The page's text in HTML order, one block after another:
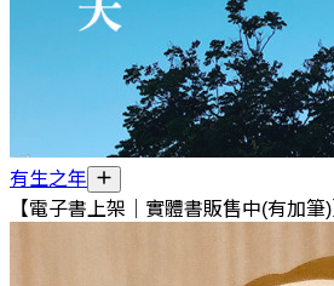
有生之年
【電子書上架｜實體書販售中(有加筆)